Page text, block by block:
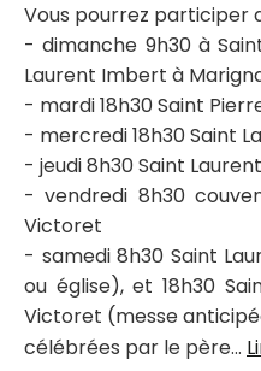
Vous pourrez participer
- dimanche 9h30 à
Laurent Imbert à
- mardi 18h30 Saint
- mercredi 18h30 Saint
- jeudi 8h30 Saint
- vendredi 8h30
Victoret
- samedi 8h30 Saint
ou église), et 18h30
Victoret (messe
célébrées par le père...